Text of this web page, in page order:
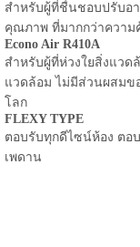
สำหรับผู้ที่ชื่นชอบปรับอ
คุณภาพ ที่มากกว่าความ
Econo Air R410A
สำหรับผู้ที่ห่วงใยสิ่งแวด
แวดล้อม ไม่มีส่วนผสมข
โลก
FLEXY TYPE
ตอบรับทุกดีไซน์ห้อง ตอ
เพดาน